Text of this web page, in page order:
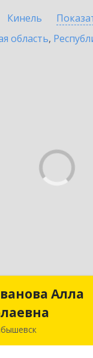
Кинель
область,
Алла
ИП